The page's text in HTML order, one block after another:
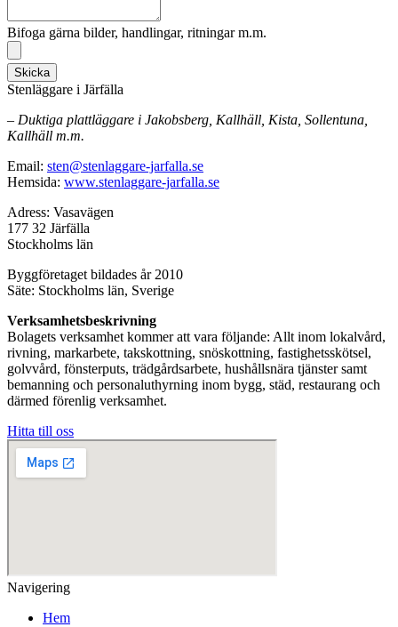
Bifoga gärna bilder, handlingar, ritningar m.m.
Skicka
Stenläggare i Järfälla
– Duktiga plattläggare i Jakobsberg, Kallhäll, Kista, Sollentuna,
Kallhäll m.m.
Email: sten@stenlaggare-jarfalla.se
Hemsida: www.stenlaggare-jarfalla.se
Adress: Vasavägen
177 32 Järfälla
Stockholms län
Byggföretaget bildades år 2010
Säte: Stockholms län, Sverige
Verksamhetsbeskrivning
Bolagets verksamhet kommer att vara följande: Allt inom lokalvård,
rivning, markarbete, takskottning, snöskottning, fastighetsskötsel,
golvvård, fönsterputs, trädgårdsarbete, hushållsnära tjänster samt
bemanning och personaluthyrning inom bygg, städ, restaurang och
därmed förenlig verksamhet.
Hitta till oss
Navigering
Hem